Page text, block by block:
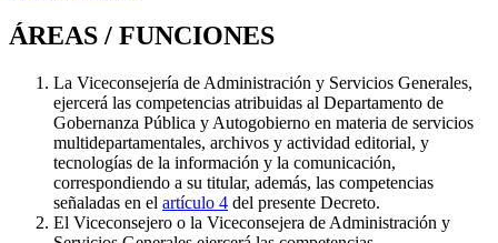
ÁREAS / FUNCIONES
La Viceconsejería de Administración y Servicios Generales,
ejercerá las competencias atribuidas al Departamento de
Gobernanza Pública y Autogobierno en materia de servicios
multidepartamentales, archivos y actividad editorial, y
tecnologías de la información y la comunicación,
correspondiendo a su titular, además, las competencias
señaladas en el artículo 4 del presente Decreto.
El Viceconsejero o la Viceconsejera de Administración y